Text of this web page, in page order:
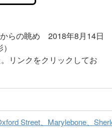
からの眺め 2018年8月14日
リンクをクリックしてお
Street、Marylebone、